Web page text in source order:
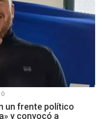
0
un frente político
y convocó a